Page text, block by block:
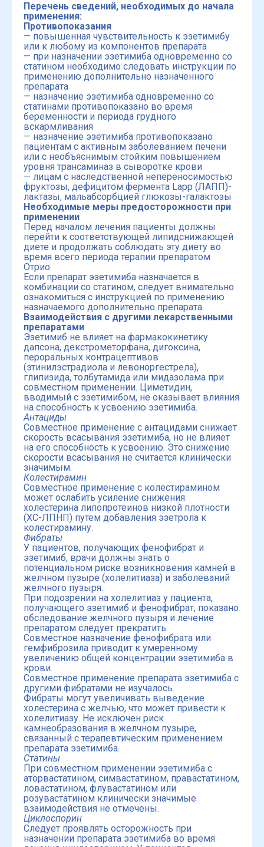
Перечень сведений, необходимых до начала
применения:
Противопоказания
— повышенная чувствительность к эзетимибу
или к любому из компонентов препарата
— при назначении эзетимиба одновременно со
статином необходимо следовать инструкции по
применению дополнительно назначенного
препарата
— назначение эзетимиба одновременно со
статинами противопоказано во время
беременности и периода грудного
вскармливания
— назначение эзетимиба противопоказано
пациентам с активным заболеванием печени
или с необъяснимым стойким повышением
уровня трансаминаз в сыворотке крови
— лицам с наследственной непереносимостью
фруктозы, дефицитом фермента Lapp (ЛАПП)-
лактазы, мальабсорбцией глюкозы-галактозы
Необходимые меры предосторожности при
применении
Перед началом лечения пациенты должны
перейти к соответствующей липидснижающей
диете и продолжать соблюдать эту диету во
время всего периода терапии препаратом
Отрио.
Если препарат эзетимиба назначается в
комбинации со статином, следует внимательно
ознакомиться с инструкцией по применению
назначаемого дополнительно препарата.
Взаимодействия с другими лекарственными
препаратами
Эзетимиб не влияет на фармакокинетику
дапсона, декстрометорфана, дигоксина,
пероральных контрацептивов
(этинилэстрадиола и левоноргестрела),
глипизида, толбутамида или мидазолама при
совместном применении. Циметидин,
вводимый с эзетимибом, не оказывает влияния
на способность к усвоению эзетимиба.
Антациды
Совместное применение с антацидами снижает
скорость всасывания эзетимиба, но не влияет
на его способность к усвоению. Это снижение
скорости всасывания не считается клинически
значимым.
Колестирамин
Совместное применение с колестирамином
может ослабить усиление снижения
холестерина липопротеинов низкой плотности
(ХС-ЛПНП) путем добавления эзетрола к
колестирамину.
Фибраты
У пациентов, получающих фенофибрат и
эзетимиб, врачи должны знать о
потенциальном риске возникновения камней в
желчном пузыре (холелитиаза) и заболеваний
желчного пузыря.
При подозрении на холелитиаз у пациента,
получающего эзетимиб и фенофибрат, показано
обследование желчного пузыря и лечение
препаратом следует прекратить.
Совместное назначение фенофибрата или
гемфиброзила приводит к умеренному
увеличению общей концентрации эзетимиба в
крови.
Совместное применение препарата эзетимиба с
другими фибратами не изучалось.
Фибраты могут увеличивать выведение
холестерина с желчью, что может привести к
холелитиазу. Не исключен риск
камнеобразования в желчном пузыре,
связанный с терапевтическим применением
препарата эзетимиба.
Статины
При совместном применении эзетимиба с
аторвастатином, симвастатином, правастатином,
ловастатином, флувастатином или
розувастатином клинически значимые
взаимодействия не отмечены.
Циклоспорин
Следует проявлять осторожность при
назначении препарата эзетимиба во время